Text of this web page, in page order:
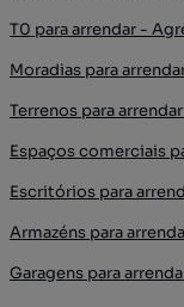
T0 para arrendar -
Moradias para
Terrenos para
Espaços comerciais
Escritórios para
Armazéns para
Garagens para